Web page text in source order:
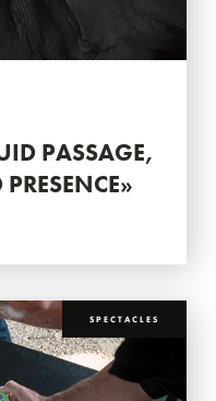
PASSAGE,
SPECTACLES